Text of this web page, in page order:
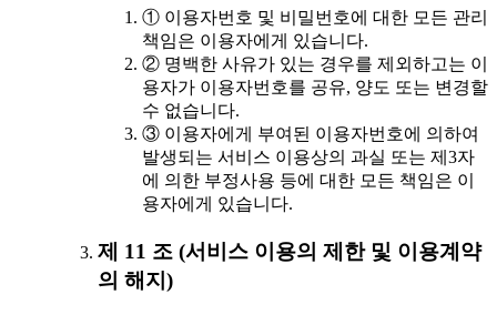
① 이용자번호 및 비밀번호에 대한 모든 관리
책임은 이용자에게 있습니다.
② 명백한 사유가 있는 경우를 제외하고는 이
용자가 이용자번호를 공유, 양도 또는 변경할
수 없습니다.
③ 이용자에게 부여된 이용자번호에 의하여
발생되는 서비스 이용상의 과실 또는 제3자
에 의한 부정사용 등에 대한 모든 책임은 이
용자에게 있습니다.
제 11 조 (서비스 이용의 제한 및 이용계약
의 해지)